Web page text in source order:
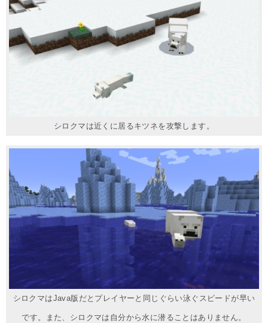
シロクマは近くに居るキツネを攻撃します。
シロクマはJava版だとプレイヤーと同じぐらい泳ぐスピードが早い
です。また、シロクマは自分から水に潜ることはありません。